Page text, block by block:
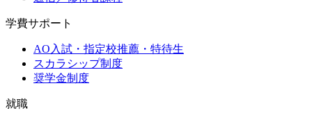
学費サポート
AO入試・指定校推薦・特待生
スカラシップ制度
奨学金制度
就職